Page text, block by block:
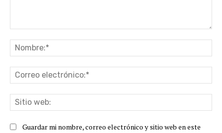
Guardar mi nombre, correo electrónico y sitio web en este